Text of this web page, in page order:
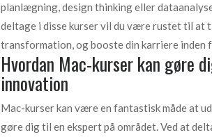
planlægning, design thinking eller
deltage i disse kurser vil du være rustet til at
transformation, og booste din karriere
Hvordan Mac-kurser kan gøre
innovation
Mac-kurser kan være en fantastisk måde at
gøre dig til en ekspert på området. Ved at